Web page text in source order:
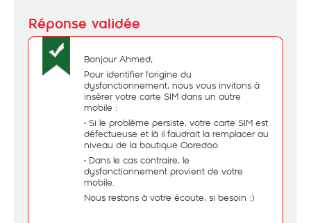
Bonjour Ahmed,
Pour identifier l'origine du
dysfonctionnement, nous vous invitons à
insérer votre carte SIM dans un autre
mobile :
• Si le problème persiste, votre carte SIM est
défectueuse et là il faudrait la remplacer au
niveau de la boutique Ooredoo
• Dans le cas contraire, le
dysfonctionnement provient de votre
mobile.
Nous restons à votre écoute, si besoin :)